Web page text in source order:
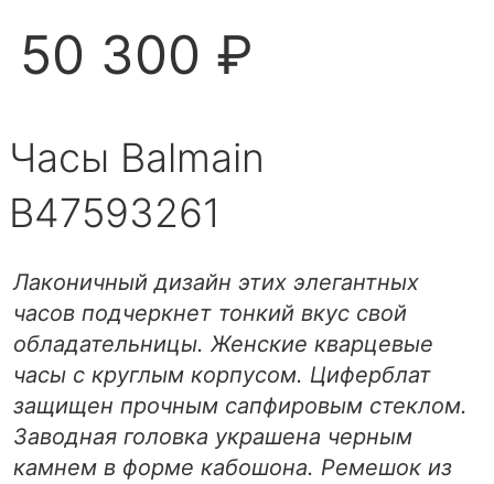
50 300 ₽
Часы Balmain
B47593261
Лаконичный дизайн этих элегантных
часов подчеркнет тонкий вкус свой
обладательницы. Женские кварцевые
часы с круглым корпусом. Циферблат
защищен прочным сапфировым стеклом.
Заводная головка украшена черным
камнем в форме кабошона. Ремешок из